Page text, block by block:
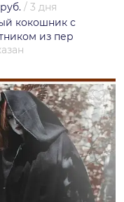
/ 3 дня
кокошник с
из пер